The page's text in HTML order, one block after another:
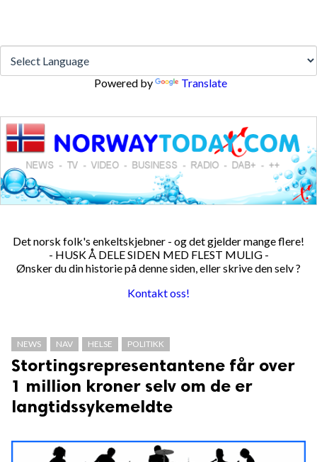
reserved.
Powered by Translate
Det norsk folk's enkeltskjebner - og det gjelder mange flere!
- HUSK Å DELE SIDEN MED FLEST MULIG -
Ønsker du din historie på denne siden, eller skrive den selv ?
Kontakt oss!
NEWS NAV HELSE POLITIKK
Stortingsrepresentantene får over
1 million kroner selv om de er
langtidssykemeldte